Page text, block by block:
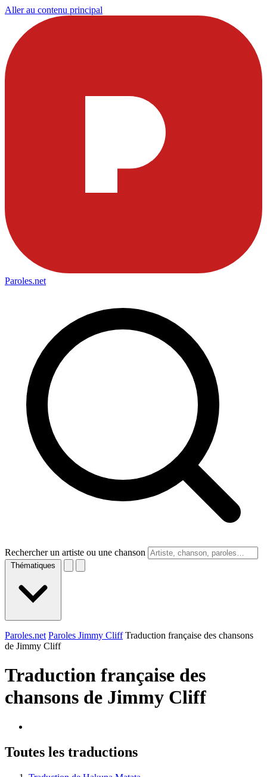
Aller au contenu principal
Paroles.net
Rechercher un artiste ou une chanson
Thématiques
Paroles.net Paroles Jimmy Cliff Traduction française des chansons
de Jimmy Cliff
Traduction française des
chansons de Jimmy Cliff
Toutes les traductions